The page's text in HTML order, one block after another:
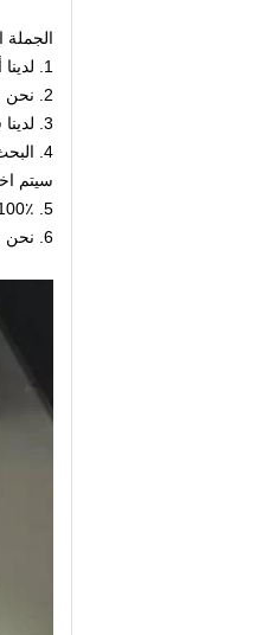
الجملة
1. لدينا أكثر من 10 سنوات خبرة في إضاءة المسرح.
2. نحن متخصصون في منتجات عالية الجودة وعالية التكوين.
3. لدينا فريق البحث والتطوير المهني الذي لديه القدرة على التطوير المهني.
4. البحث والتطوير المتكامل والتصميم والإنتاج والمبيعات والخدمة.
سيتم
5. 100٪ تصنيع ، 1 سنة ضمان قطع الغيار (باستثناء المصباح و CMY)
6. نحن مصنع ، يمكننا أن نقدم أفضل الأسعار من شركة التجارة.